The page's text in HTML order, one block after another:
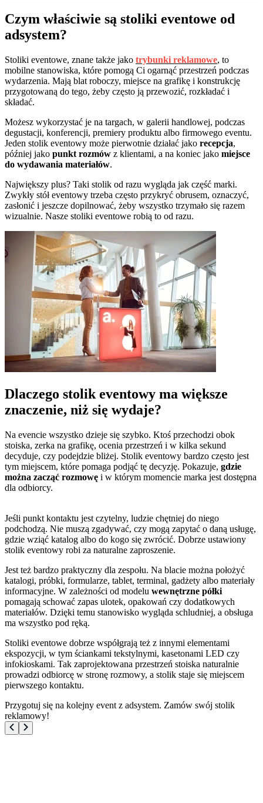
Czym właściwie są stoliki eventowe od
adsystem?
Stoliki eventowe, znane także jako trybunki reklamowe, to
mobilne stanowiska, które pomogą Ci ogarnąć przestrzeń podczas
wydarzenia. Mają blat roboczy, miejsce na grafikę i konstrukcję
przygotowaną do tego, żeby często ją przewozić, rozkładać i
składać.
Możesz wykorzystać je na targach, w galerii handlowej, podczas
degustacji, konferencji, premiery produktu albo firmowego eventu.
Jeden stolik eventowy może pierwotnie działać jako recepcja,
później jako punkt rozmów z klientami, a na koniec jako miejsce
do wydawania materiałów.
Największy plus? Taki stolik od razu wygląda jak część marki.
Zwykły stół eventowy trzeba często przykryć obrusem, oznaczyć,
zasłonić i jeszcze dopilnować, żeby wszystko trzymało się razem
wizualnie. Nasze stoliki eventowe robią to od razu.
Dlaczego stolik eventowy ma większe
znaczenie, niż się wydaje?
Na evencie wszystko dzieje się szybko. Ktoś przechodzi obok
stoiska, zerka na grafikę, ocenia przestrzeń i w kilka sekund
decyduje, czy podejdzie bliżej. Stolik eventowy bardzo często jest
tym miejscem, które pomaga podjąć tę decyzję. Pokazuje, gdzie
można zacząć rozmowę i w którym momencie marka jest dostępna
dla odbiorcy.
Jeśli punkt kontaktu jest czytelny, ludzie chętniej do niego
podchodzą. Nie muszą zgadywać, czy mogą zapytać o daną usługę,
gdzie wziąć katalog albo do kogo się zwrócić. Dobrze ustawiony
stolik eventowy robi za naturalne zaproszenie.
Jest też bardzo praktyczny dla zespołu. Na blacie można położyć
katalogi, próbki, formularze, tablet, terminal, gadżety albo materiały
informacyjne. W zależności od modelu wewnętrzne półki
pomagają schować zapas ulotek, opakowań czy dodatkowych
materiałów. Dzięki temu stanowisko wygląda schludniej, a obsługa
ma wszystko pod ręką.
Stoliki eventowe dobrze współgrają też z innymi elementami
ekspozycji, w tym ściankami tekstylnymi, kasetonami LED czy
infokioskami. Tak zaprojektowana przestrzeń stoiska naturalnie
prowadzi odbiorcę w stronę rozmowy, a stolik staje się miejscem
pierwszego kontaktu.
Przygotuj się na kolejny event z adsystem. Zamów swój stolik
reklamowy!